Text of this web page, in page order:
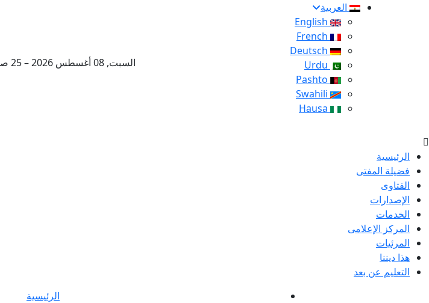
العربية
السبت, 08 أغسطس 2026 – 25 صفر 1448 هـ
الرئيسية
فضيلة المفتى
الفتاوى
الإصدارات
الخدمات
المركز الإعلامى
المرئيات
هذا ديننا
التعليم عن بعد
الرئيسية